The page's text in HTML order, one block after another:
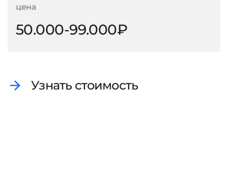
цена
50.000-99.000₽
Узнать стоимость